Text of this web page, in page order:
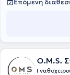
Επόμενη
O.M.S.